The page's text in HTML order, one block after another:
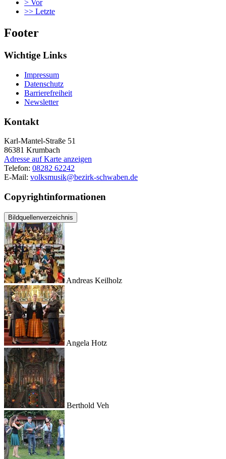
> Vor
>> Letzte
Footer
Wichtige Links
Impressum
Datenschutz
Barrierefreiheit
Newsletter
Kontakt
Karl-Mantel-Straße 51
86381 Krumbach
Adresse auf Karte anzeigen
Telefon: 08282 62242
E-Mail: volksmusik@bezirk-schwaben.de
Copyrightinformationen
Bildquellenverzeichnis
Andreas Keilholz
Angela Hotz
Berthold Veh